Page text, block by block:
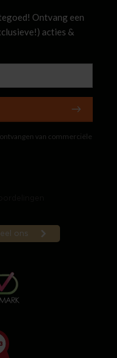
Ontvang een
acties &
van commerciële